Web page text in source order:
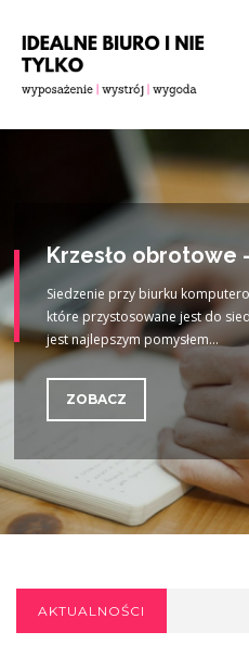
Krzesło obrotowe
Siedzenie przy biurku
które przystosowane jest do
jest najlepszym pomysłem...
ZOBACZ
AKTUALNOŚCI